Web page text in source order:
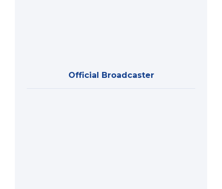
Official Broadcaster